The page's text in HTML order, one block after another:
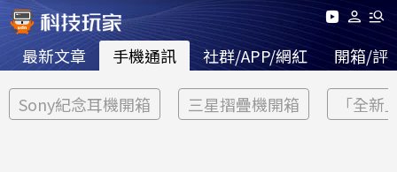
最新文章 手機通訊 社群/APP/網紅 開箱/評
Sony紀念耳機開箱 三星摺疊機開箱 「全新